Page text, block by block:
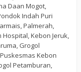
Daan Mogot,
Indah Puri
Palmerah,
Kebon Jeruk,
Grogol
Kebon
Petamburan,